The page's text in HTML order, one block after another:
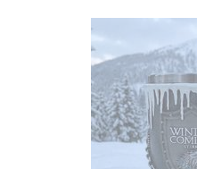
Jarra Escudo
Impresionante
con el escudo
Juego de
obra de arte
acero